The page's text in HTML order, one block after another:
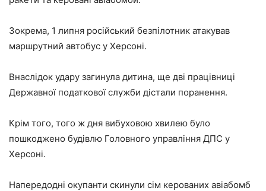
Зокрема, 1 липня російський безпілотник атакував
маршрутний автобус у Херсоні.
Внаслідок удару загинула дитина, ще дві працівниці
Державної податкової служби дістали поранення.
Крім того, того ж дня вибуховою хвилею було
пошкоджено будівлю Головного управління ДПС у
Херсоні.
Напередодні окупанти скинули сім керованих авіабомб